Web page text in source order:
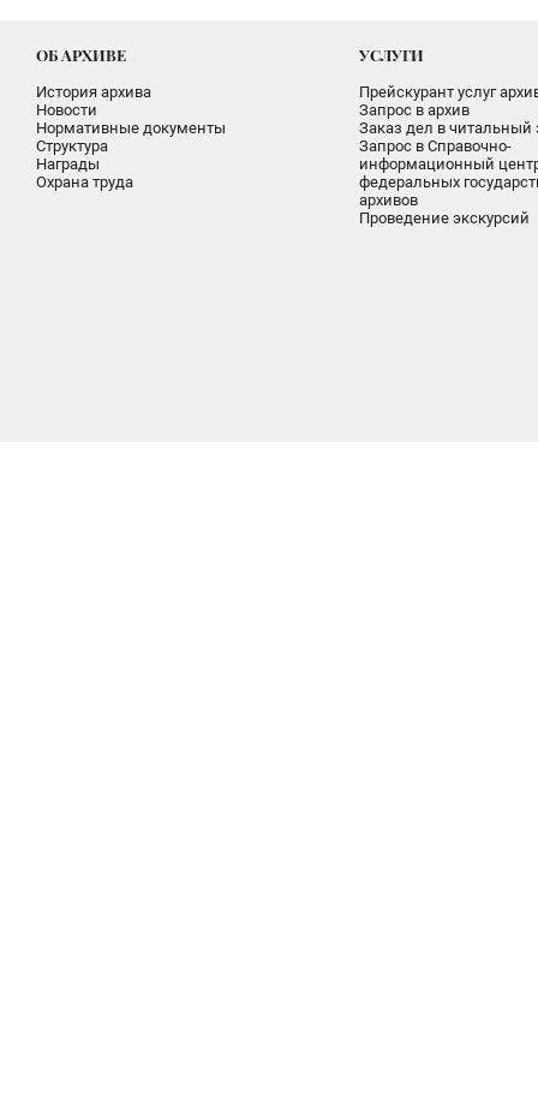
ОБ АРХИВЕ
История архива
Новости
Нормативные документы
Структура
Награды
Охрана труда
УСЛУГИ
Прейскурант услуг
Запрос в архив
Заказ дел в читальный
Запрос в Справочно-
информационный
федеральных
архивов
Проведение экскурсий